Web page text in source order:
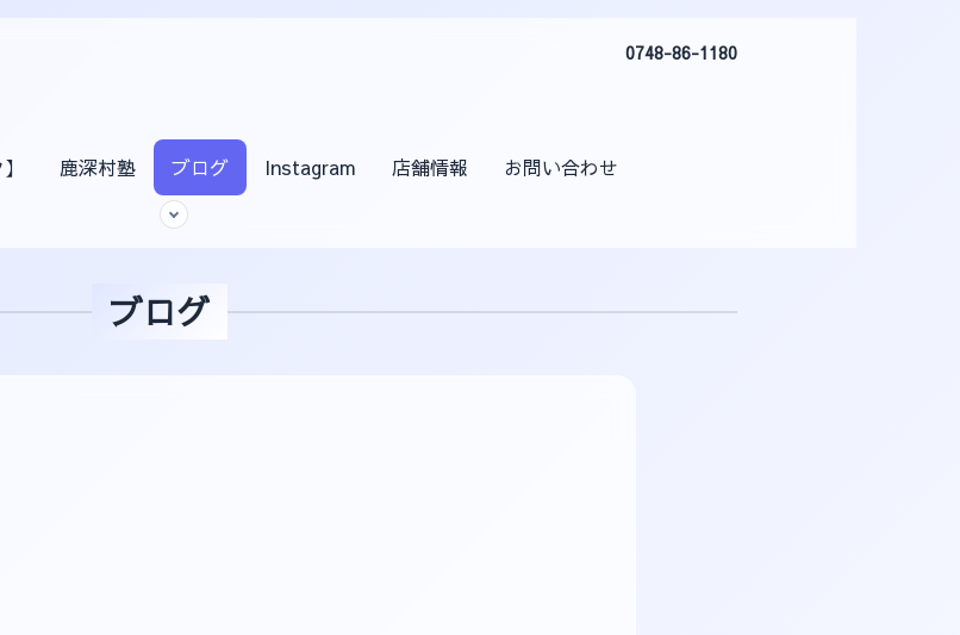
0748-86-1180
鹿深村塾 ブログ Instagram 店舗情報 お問い合わせ
ブログ